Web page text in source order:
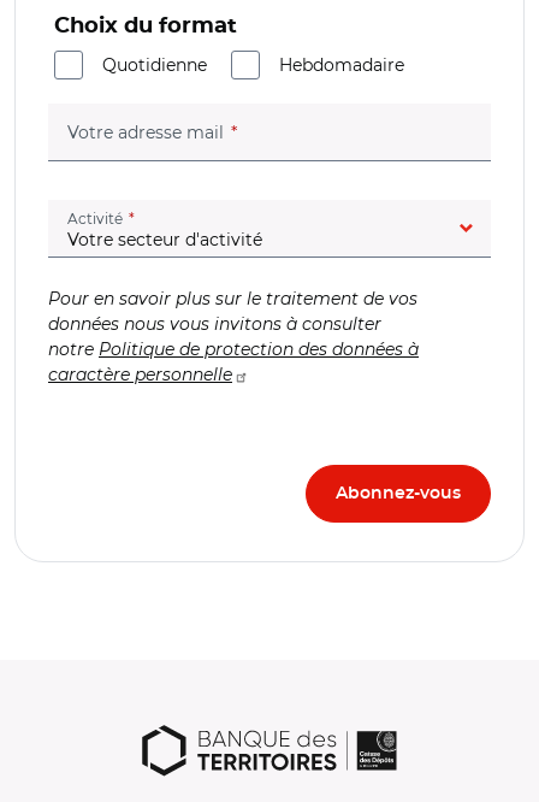
Choix du format
Quotidienne
Hebdomadaire
Votre adresse mail (champ obligatoire)
Activité (champ obligatoire)
Pour en savoir plus sur le traitement de vos
données nous vous invitons à consulter
notre Politique de protection des données à
caractère personnelle